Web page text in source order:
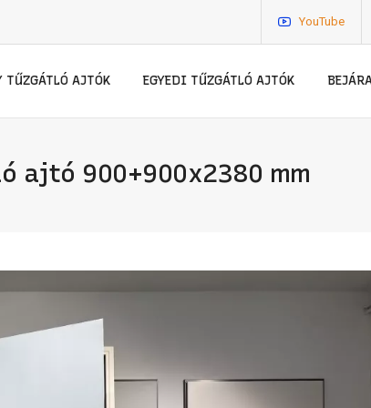
YouTube
TŰZGÁTLÓ AJTÓK EGYEDI TŰZGÁTLÓ AJTÓK
ajtó 900+900x2380 mm